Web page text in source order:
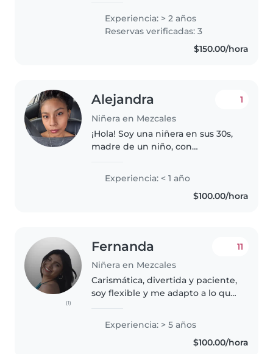
brinda un enfoque especializado
para trabajar con niños
pequeños. Tengo experiencia
Experiencia: > 2 años
Reservas verificadas: 3
$150.00/hora
Alejandra
Niñera en Mezcales
1
¡Hola! Soy una niñera en sus 30s,
madre de un niño, con
preescolares. Me encanta
dibujar, leer cuentos, hacer
Experiencia: < 1 año
$100.00/hora
(1)
Fernanda
Niñera en Mezcales
11
Carismática, divertida y paciente,
soy flexible y me adapto a lo que
establecer conexion con los
niños, por medio de la empatía y
la interacción constante,..
Experiencia: > 5 años
$100.00/hora